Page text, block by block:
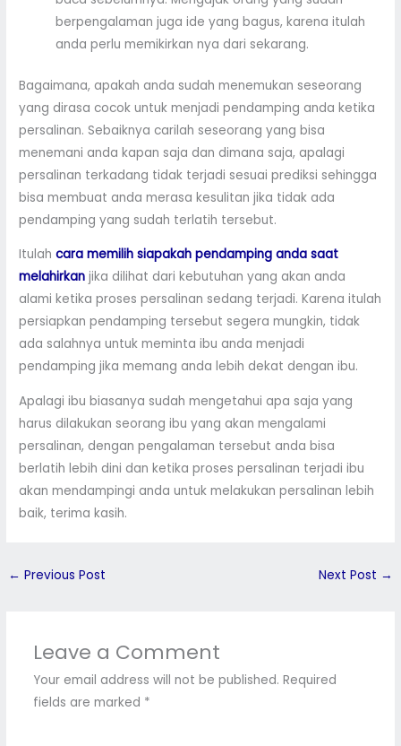
berpengalaman juga ide yang bagus, karena itulah
anda perlu memikirkan nya dari sekarang.
Bagaimana, apakah anda sudah menemukan seseorang
yang dirasa cocok untuk menjadi pendamping anda ketika
persalinan. Sebaiknya carilah seseorang yang bisa
menemani anda kapan saja dan dimana saja, apalagi
persalinan terkadang tidak terjadi sesuai prediksi sehingga
bisa membuat anda merasa kesulitan jika tidak ada
pendamping yang sudah terlatih tersebut.
Itulahcara memilih siapakah pendamping anda saat
melahirkan jika dilihat dari kebutuhan yang akan anda
alami ketika proses persalinan sedang terjadi. Karena itulah
persiapkan pendamping tersebut segera mungkin, tidak
ada salahnya untuk meminta ibu anda menjadi
pendamping jika memang anda lebih dekat dengan ibu.
Apalagi ibu biasanya sudah mengetahui apa saja yang
harus dilakukan seorang ibu yang akan mengalami
persalinan, dengan pengalaman tersebut anda bisa
berlatih lebih dini dan ketika proses persalinan terjadi ibu
akan mendampingi anda untuk melakukan persalinan lebih
baik, terima kasih.
← Previous Post Next Post →
Leave a Comment
Your email address will not be published. Required
fields are marked *